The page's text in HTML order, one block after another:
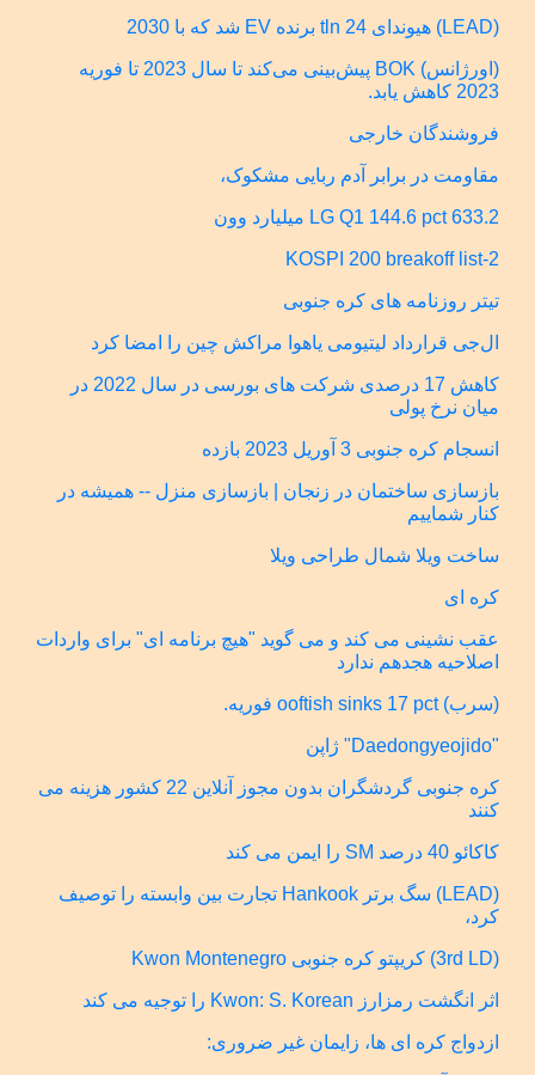
(LEAD) هیوندای 24 tln برنده EV شد که با 2030
(اورژانس) BOK پیش‌بینی می‌کند تا سال 2023 تا فوریه
2023 کاهش یابد.
فروشندگان خارجی
مقاومت در برابر آدم ربایی مشکوک،
LG Q1 144.6 pct 633.2 میلیارد وون
KOSPI 200 breakoff list-2
تیتر روزنامه های کره جنوبی
ال‌جی قرارداد لیتیومی یاهوا مراکش چین را امضا کرد
کاهش 17 درصدی شرکت های بورسی در سال 2022 در
میان نرخ پولی
انسجام کره جنوبی 3 آوریل 2023 بازده
بازسازی ساختمان در زنجان | بازسازی منزل -- همیشه در
کنار شماییم
ساخت ویلا شمال طراحی ویلا
کره ای
عقب نشینی می کند و می گوید "هیچ برنامه ای" برای واردات
اصلاحیه هجدهم ندارد
(سرب) ooftish sinks 17 pct فوریه.
"Daedongyeojido" ژاپن
کره جنوبی گردشگران بدون مجوز آنلاین 22 کشور هزینه می
کنند
کاکائو 40 درصد SM را ایمن می کند
(LEAD) سگ برتر Hankook تجارت بین وابسته را توصیف
کرد،
(3rd LD) کریپتو کره جنوبی Kwon Montenegro
اثر انگشت رمزارز Kwon: S. Korean را توجیه می کند
ازدواج کره ای ها، زایمان غیر ضروری: